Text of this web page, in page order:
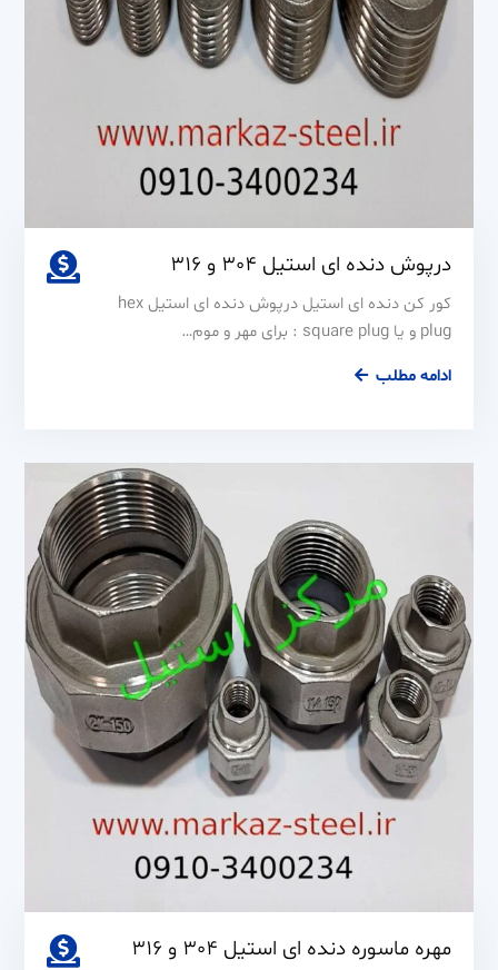
درپوش دنده ای استیل 304 و 316
کور کن دنده ای استیل درپوش دنده ای استیل hex
plug و یا square plug : برای مهر و موم…
ادامه مطلبدرپوش
استیل
316
مهره ماسوره دنده ای استیل 304 و 316